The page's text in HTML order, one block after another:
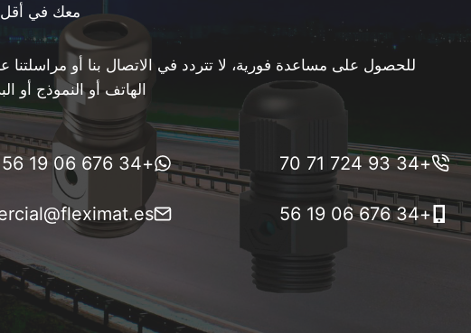
معك في أقل من 24
للحصول على مساعدة فورية، لا تتردد في الاتصال بنا أو مراسلتنا
الهاتف أو النموذج أو
+34 93 724 71 70
+34 676 06 19 56
+34 676 06 19 56